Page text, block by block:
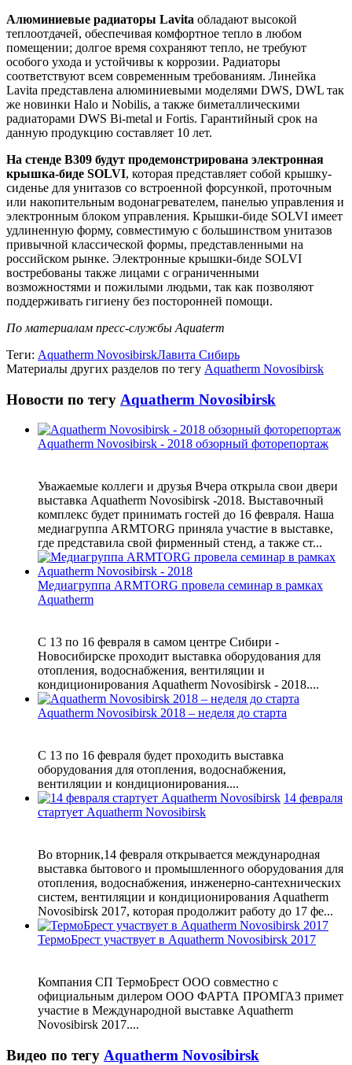
Алюминиевые радиаторы Lavita обладают высокой
теплоотдачей, обеспечивая комфортное тепло в любом
помещении; долгое время сохраняют тепло, не требуют
особого ухода и устойчивы к коррозии. Радиаторы
соответствуют всем современным требованиям. Линейка
Lavita представлена алюминиевыми моделями DWS, DWL так
же новинки Halo и Nobilis, а также биметаллическими
радиаторами DWS Bi-metal и Fortis. Гарантийный срок на
данную продукцию составляет 10 лет.
На стенде В309 будут продемонстрирована электронная
крышка-биде SOLVI, которая представляет собой крышку-
сиденье для унитазов со встроенной форсункой, проточным
или накопительным водонагревателем, панелью управления и
электронным блоком управления. Крышки-биде SOLVI имеет
удлиненную форму, совместимую с большинством унитазов
привычной классической формы, представленными на
российском рынке. Электронные крышки-биде SOLVI
востребованы также лицами с ограниченными
возможностями и пожилыми людьми, так как позволяют
поддерживать гигиену без посторонней помощи.
По материалам пресс-службы Aquaterm
Теги: Aquatherm NovosibirskЛавита Сибирь
Материалы других разделов по тегу Aquatherm Novosibirsk
Новости по тегу Aquatherm Novosibirsk
Aquatherm Novosibirsk - 2018 обзорный фоторепортаж
Уважаемые коллеги и друзья Вчера открыла свои двери
выставка Aquatherm Novosibirsk -2018. Выставочный
комплекс будет принимать гостей до 16 февраля. Наша
медиагруппа ARMTORG приняла участие в выставке,
где представила свой фирменный стенд, а также ст...
Медиагруппа ARMTORG провела семинар в рамках
Aquatherm
С 13 по 16 февраля в самом центре Сибири -
Новосибирске проходит выставка оборудования для
отопления, водоснабжения, вентиляции и
кондиционирования Aquatherm Novosibirsk - 2018....
Aquatherm Novosibirsk 2018 – неделя до старта
С 13 по 16 февраля будет проходить выставка
оборудования для отопления, водоснабжения,
вентиляции и кондиционирования....
14 февраля
стартует Aquatherm Novosibirsk
Во вторник,14 февраля открывается международная
выставка бытового и промышленного оборудования для
отопления, водоснабжения, инженерно-сантехнических
систем, вентиляции и кондиционирования Aquatherm
Novosibirsk 2017, которая продолжит работу до 17 фе...
ТермоБрест участвует в Aquatherm Novosibirsk 2017
Компания СП ТермоБрест ООО совместно с
официальным дилером ООО ФАРТА ПРОМГАЗ примет
участие в Международной выставке Aquatherm
Novosibirsk 2017....
Видео по тегу Aquatherm Novosibirsk